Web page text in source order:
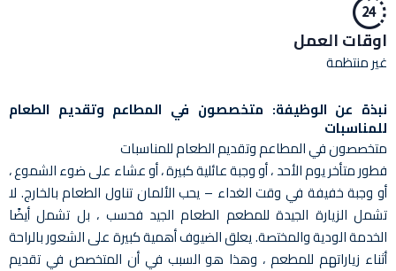
اوقات العمل
غير منتظمة
نبذة عن الوظيفة: متخصصون في المطاعم وتقديم الطعام
للمناسبات
متخصصون في المطاعم وتقديم الطعام للمناسبات
فطور متأخر يوم الأحد ، أو وجبة عائلية كبيرة ، أو عشاء على ضوء الشموع ،
أو وجبة خفيفة في وقت الغداء – يحب الألمان تناول الطعام بالخارج. لا
تشمل الزيارة الجيدة للمطعم الطعام الجيد فحسب ، بل تشمل أيضًا
الخدمة الودية والمختصة. يعلق الضيوف أهمية كبيرة على الشعور بالراحة
أثناء زياراتهم للمطعم ، وهذا هو السبب في أن المتخصص في تقديم